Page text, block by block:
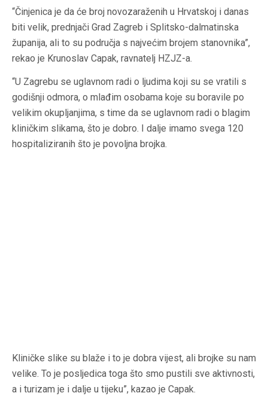
“Činjenica je da će broj novozaraženih u Hrvatskoj i danas
biti velik, prednjači Grad Zagreb i Splitsko-dalmatinska
županija, ali to su područja s najvećim brojem stanovnika”,
rekao je Krunoslav Capak, ravnatelj HZJZ-a.
“U Zagrebu se uglavnom radi o ljudima koji su se vratili s
godišnji odmora, o mlađim osobama koje su boravile po
velikim okupljanjima, s time da se uglavnom radi o blagim
kliničkim slikama, što je dobro. I dalje imamo svega 120
hospitaliziranih što je povoljna brojka.
Kliničke slike su blaže i to je dobra vijest, ali brojke su nam
velike. To je posljedica toga što smo pustili sve aktivnosti,
a i turizam je i dalje u tijeku”, kazao je Capak.